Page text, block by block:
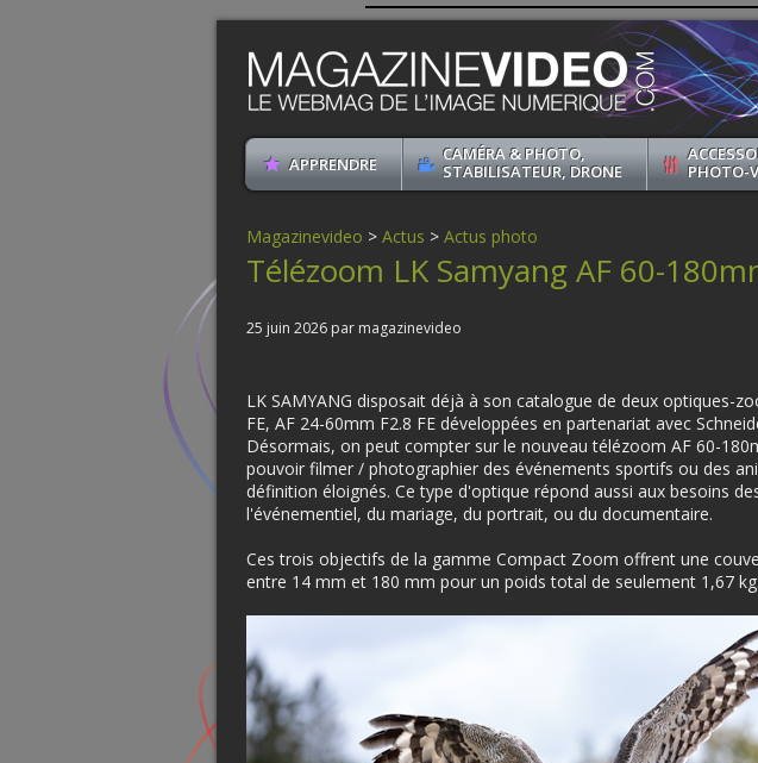
APPRENDRE
CAMÉRA & PHOTO,
STABILISATEUR, DRONE
PHOTO-
Magazinevideo > Actus > Actus photo
Télézoom LK Samyang AF 60-
25 juin 2026 par magazinevideo
LK SAMYANG disposait déjà à son catalogue de deux optiques-
FE, AF 24-60mm F2.8 FE développées en partenariat avec
Désormais, on peut compter sur le nouveau télézoom AF 60-
pouvoir filmer / photographier des événements sportifs ou des
définition éloignés. Ce type d'optique répond aussi aux besoins
l'événementiel, du mariage, du portrait, ou du documentaire.
Ces trois objectifs de la gamme Compact Zoom offrent une
entre 14 mm et 180 mm pour un poids total de seulement 1,67 kg.